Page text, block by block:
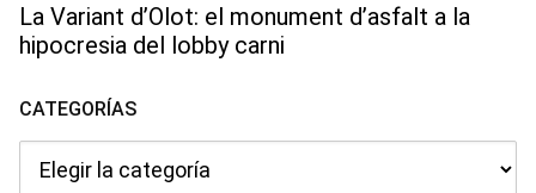
La Variant d’Olot: el monument d’asfalt a la
hipocresia del lobby carni
CATEGORÍAS